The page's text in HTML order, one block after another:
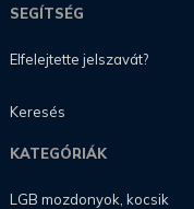
SEGÍTSÉG
Elfelejtette jelszavát?
Keresés
KATEGÓRIÁK
LGB mozdonyok, kocsik